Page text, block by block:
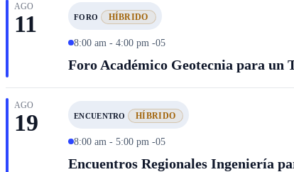
AGO
11 FORO HÍBRIDO
8:00 am - 4:00 pm -05
Foro Académico Geotecnia para un
AGO
19 ENCUENTRO HÍBRIDO
8:00 am - 5:00 pm -05
Encuentros Regionales Ingeniería